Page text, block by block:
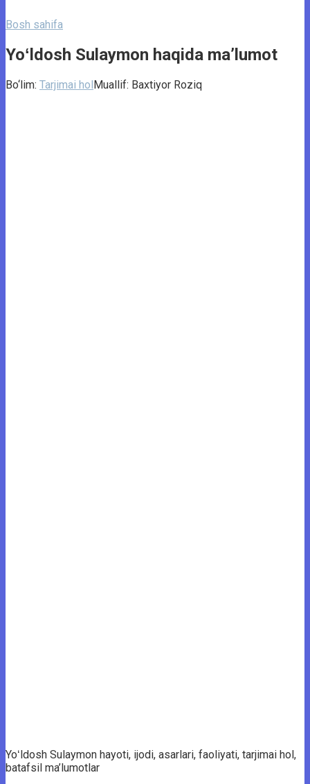
Bosh sahifa
Yoʻldosh Sulaymon haqida ma’lumot
Bo‘lim: Tarjimai holMuallif: Baxtiyor Roziq
Yoʻldosh Sulaymon hayoti, ijodi, asarlari, faoliyati, tarjimai hol,
batafsil ma’lumotlar